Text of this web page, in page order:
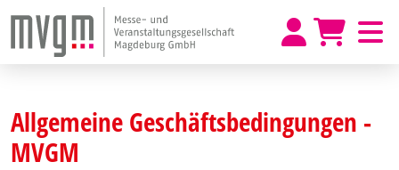
Allgemeine Geschäftsbedingungen -
MVGM